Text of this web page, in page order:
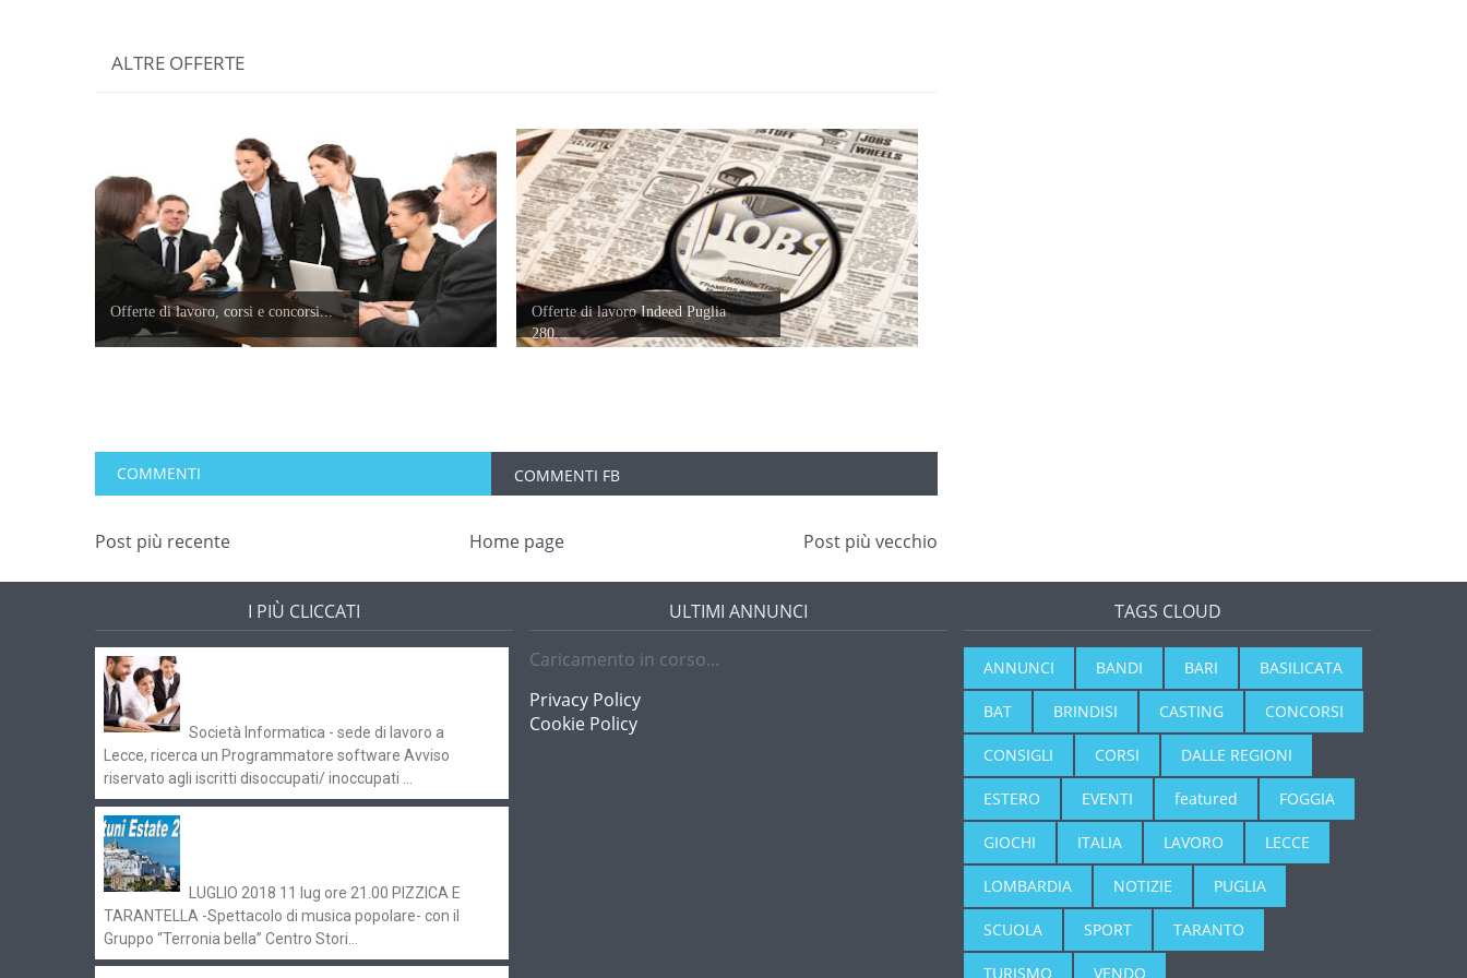
ALTRE OFFERTE
Offerte di lavoro, corsi e concorsi...
Offerte di lavoro Indeed Puglia
280...
COMMENTI COMMENTI FB
Post più recente Post più vecchio
Home page
I PIÙ CLICCATI
Società Informatica - sede di lavoro a
Lecce, ricerca un Programmatore software Avviso
riservato agli iscritti disoccupati/ inoccupati ...
LUGLIO 2018 11 lug ore 21.00 PIZZICA E
TARANTELLA -Spettacolo di musica popolare- con il
Gruppo “Terronia bella” Centro Stori...
ULTIMI ANNUNCI
Caricamento in corso...
Privacy Policy
Cookie Policy
TAGS CLOUD
ANNUNCI BANDI BARI BASILICATA
BAT BRINDISI CASTING CONCORSI
CONSIGLI CORSI DALLE REGIONI
ESTERO EVENTI featured FOGGIA
GIOCHI ITALIA LAVORO LECCE
LOMBARDIA NOTIZIE PUGLIA
SCUOLA SPORT TARANTO
TURISMO VENDO